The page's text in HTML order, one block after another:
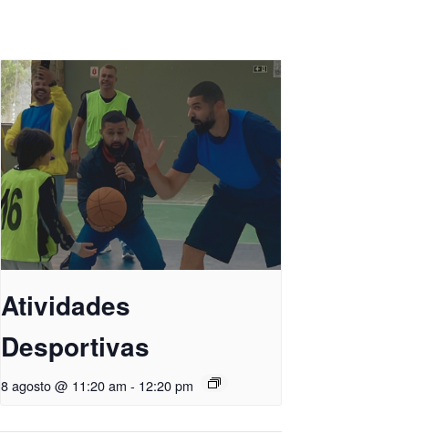
Atividades
Desportivas
8 agosto @ 11:20 am - 12:20 pm